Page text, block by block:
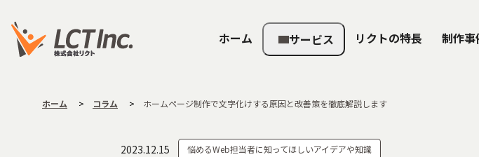
ホーム サービス リクトの特長 制作事
ホーム コラム ホームページ制作で文字化けする原因と改善策を徹底解説します
2023.12.15 悩めるWeb担当者に知ってほしいアイデアや知識